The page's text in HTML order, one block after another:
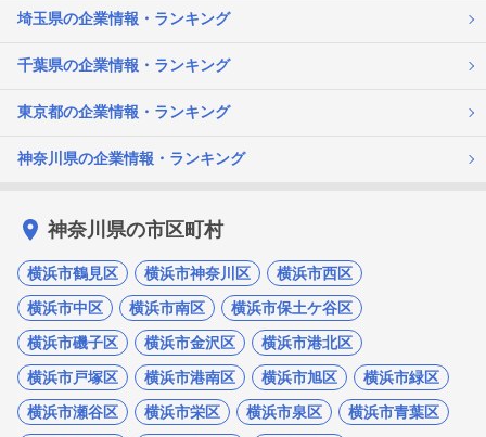
埼玉県の企業情報・ランキング
千葉県の企業情報・ランキング
東京都の企業情報・ランキング
神奈川県の企業情報・ランキング
神奈川県の市区町村
横浜市鶴見区 横浜市神奈川区
横浜市西区
横浜市中区
横浜市南区
横浜市保土ケ谷区
横浜市磯子区
横浜市金沢区
横浜市港北区
横浜市戸塚区
横浜市港南区 横浜市旭区
横浜市緑区
横浜市瀬谷区
横浜市栄区 横浜市泉区
横浜市青葉区